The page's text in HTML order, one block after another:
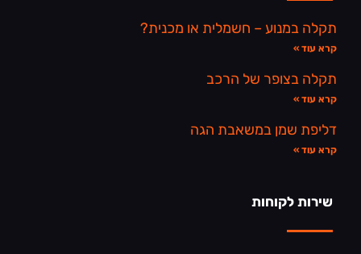
תקלה במנוע – חשמלית או מכנית?
קרא עוד »
תקלה בצופר של הרכב
קרא עוד »
דליפת שמן במשאבת הגה
קרא עוד »
שירות לקוחות